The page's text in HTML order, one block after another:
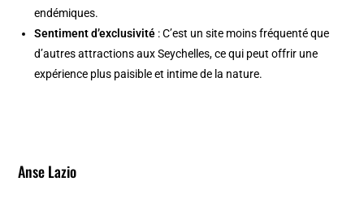
endémiques.
Sentiment d’exclusivité : C’est un site moins fréquenté que
d’autres attractions aux Seychelles, ce qui peut offrir une
expérience plus paisible et intime de la nature.
Anse Lazio